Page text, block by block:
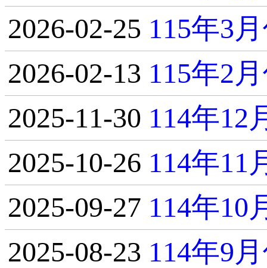
2026-02-25 115年3
2026-02-13 115年2
2025-11-30 114年12
2025-10-26 114年11
2025-09-27 114年10
2025-08-23 114年9